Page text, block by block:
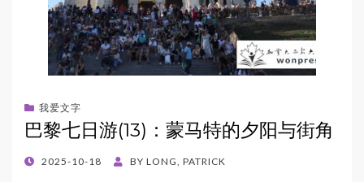
我爱文字
巴黎七日游(13)：蒙马特的夕阳与街角
POSTED
2025-10-18 BY LONG, PATRICK